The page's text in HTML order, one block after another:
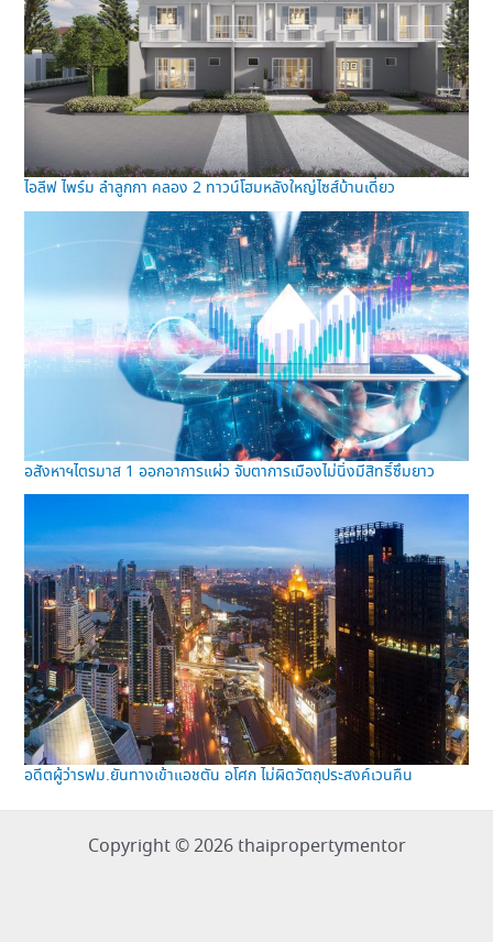
ไอลีฟ ไพร์ม ลำลูกกา คลอง 2 ทาวน์โฮมหลังใหญ่ไซส์บ้านเดี่ยว
อสังหาฯไตรมาส 1 ออกอาการแผ่ว จับตาการเมืองไม่นิ่งมีสิทธิ์ซึมยาว
อดีตผู้ว่ารฟม.ยันทางเข้าแอชตัน อโศก ไม่ผิดวัตถุประสงค์เวนคืน
Copyright © 2026 thaipropertymentor